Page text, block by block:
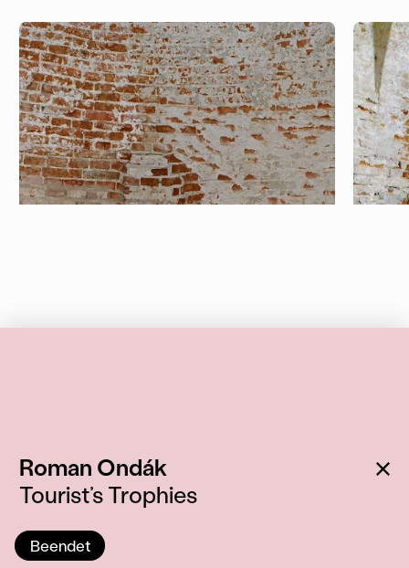
Roman Ondák:
Tourist’s Trophies
Beendet